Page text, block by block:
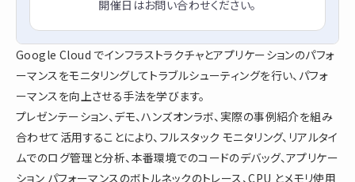
Google Cloud でインフラストラクチャとアプリケーションのパフォ
ーマンスをモニタリングしてトラブルシューティングを行い、パフォ
ーマンスを向上させる手法を学びます。
プレゼンテーション、デモ、ハンズオンラボ、実際の事例紹介を組み
合わせて活用することにより、フルスタック モニタリング、リアルタイ
ムでのログ管理と分析、本番環境でのコードのデバッグ、アプリケー
ション パフォーマンスのボトルネックのトレース、CPU とメモリ使用
開催日はお問い合わせください。